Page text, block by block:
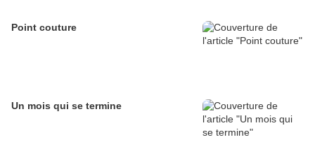
Point couture
Un mois qui se termine